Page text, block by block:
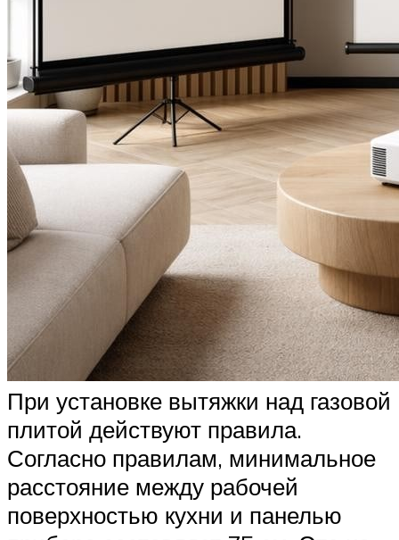
При установке вытяжки над газовой
плитой действуют правила.
Согласно правилам, минимальное
расстояние между рабочей
поверхностью кухни и панелью